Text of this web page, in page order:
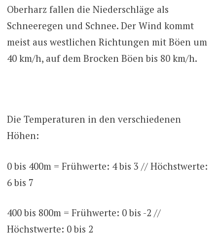
Oberharz fallen die Niederschläge als
Schneeregen und Schnee. Der Wind kommt
meist aus westlichen Richtungen mit Böen um
40 km/h, auf dem Brocken Böen bis 80 km/h.
Die Temperaturen in den verschiedenen
Höhen:
0 bis 400m = Frühwerte: 4 bis 3 // Höchstwerte:
6 bis 7
400 bis 800m = Frühwerte: 0 bis -2 //
Höchstwerte: 0 bis 2